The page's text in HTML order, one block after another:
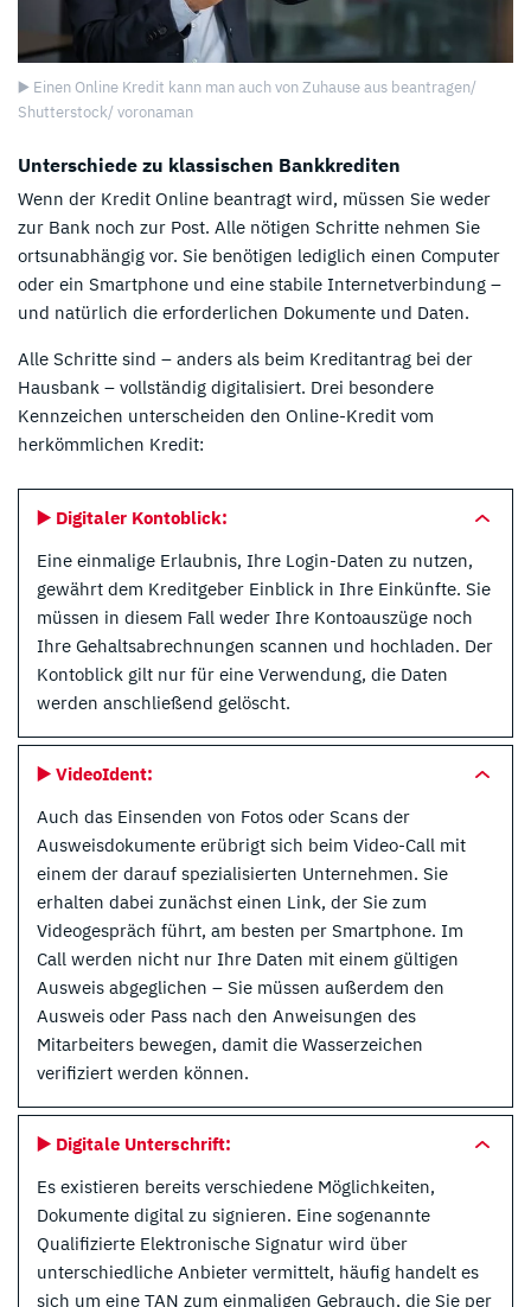
▶️ Einen Online Kredit kann man auch von Zuhause aus beantragen/
Shutterstock/ voronaman
Unterschiede zu klassischen Bankkrediten
Wenn der Kredit Online beantragt wird, müssen Sie weder
zur Bank noch zur Post. Alle nötigen Schritte nehmen Sie
ortsunabhängig vor. Sie benötigen lediglich einen Computer
oder ein Smartphone und eine stabile Internetverbindung –
und natürlich die erforderlichen Dokumente und Daten.
Alle Schritte sind – anders als beim Kreditantrag bei der
Hausbank – vollständig digitalisiert. Drei besondere
Kennzeichen unterscheiden den Online-Kredit vom
herkömmlichen Kredit:
▶️ Digitaler Kontoblick:
Eine einmalige Erlaubnis, Ihre Login-Daten zu nutzen,
gewährt dem Kreditgeber Einblick in Ihre Einkünfte. Sie
müssen in diesem Fall weder Ihre Kontoauszüge noch
Ihre Gehaltsabrechnungen scannen und hochladen. Der
Kontoblick gilt nur für eine Verwendung, die Daten
werden anschließend gelöscht.
▶️ VideoIdent:
Auch das Einsenden von Fotos oder Scans der
Ausweisdokumente erübrigt sich beim Video-Call mit
einem der darauf spezialisierten Unternehmen. Sie
erhalten dabei zunächst einen Link, der Sie zum
Videogespräch führt, am besten per Smartphone. Im
Call werden nicht nur Ihre Daten mit einem gültigen
Ausweis abgeglichen – Sie müssen außerdem den
Ausweis oder Pass nach den Anweisungen des
Mitarbeiters bewegen, damit die Wasserzeichen
verifiziert werden können.
▶️ Digitale Unterschrift:
Es existieren bereits verschiedene Möglichkeiten,
Dokumente digital zu signieren. Eine sogenannte
Qualifizierte Elektronische Signatur wird über
unterschiedliche Anbieter vermittelt, häufig handelt es
sich um eine TAN zum einmaligen Gebrauch, die Sie per